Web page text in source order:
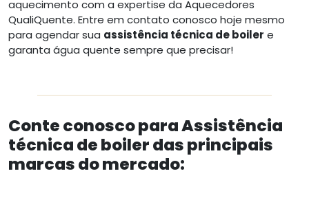
aquecimento com a expertise da Aquecedores
QualiQuente. Entre em contato conosco hoje mesmo
para agendar sua assistência técnica de boiler e
garanta água quente sempre que precisar!
Conte conosco para Assistência
técnica de boiler das principais
marcas do mercado: